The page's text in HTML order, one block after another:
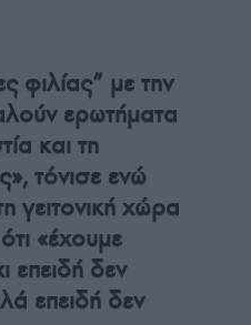
φιλίας” με την
ερωτήματα
και τη
τόνισε ενώ
γειτονική χώρα
«έχουμε
επειδή δεν
επειδή δεν